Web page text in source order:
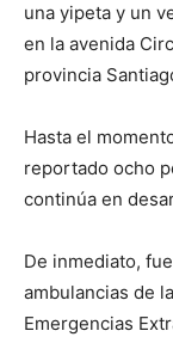
una yipeta y un
en la avenida
provincia
Hasta el
reportado ocho
continúa en
De inmediato,
ambulancias de
Emergencias